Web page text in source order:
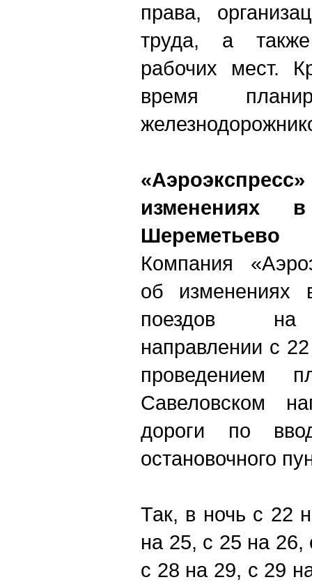
права,
труда, а
рабочих мест.
время
изменениях
Шереметьево
Компания
об изменениях
поездов на
направлении с
проведением
Савеловском
дороги по
остановочного
Так, в ночь с 22
на 25, с 25 на
с 28 на 29, с 29